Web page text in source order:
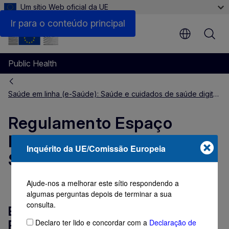
Ir para o conteúdo principal
Um sítio Web oficial da UE
Public Health
Saúde em linha (e-Saúde): Saúde e cuidados de saúde digitais
Regulamento Espaço
Europeu de Dados de
Saúde (EEDS)
Em que consiste o
Regulamento EEDS
Inquérito da UE/Comissão Europeia
Ajude-nos a melhorar este sítio respondendo a
algumas perguntas depois de terminar a sua
consulta.
Declaro ter lido e concordar com a Declaração de